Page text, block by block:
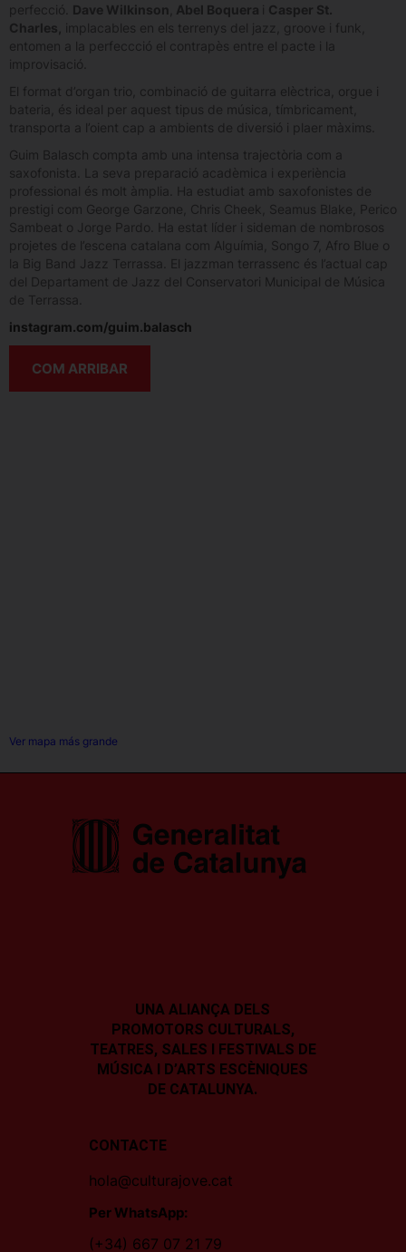
perfecció. Dave Wilkinson Abel Boquera i Casper St.
Charles, implacables en els terrenys del jazz, groove i funk,
entomen a la perfeccció el contrapès entre el pacte i la
improvisació.
El format d’organ trio, combinació de guitarra elèctrica, orgue i
bateria, és ideal per aquest tipus de música, tímbricament,
transporta a l’oient cap a ambients de diversió i plaer màxims.
Guim Balasch compta amb una intensa trajectòria com a
saxofonista. La seva preparació acadèmica i experiència
professional és molt àmplia. Ha estudiat amb saxofonistes de
prestigi com George Garzone, Chris Cheek, Seamus Blake, Perico
Sambeat o Jorge Pardo. Ha estat líder i sideman de nombrosos
projetes de l’escena catalana com Alguímia, Songo 7, Afro Blue o
la Big Band Jazz Terrassa. El jazzman terrassenc és l’actual cap
del Departament de Jazz del Conservatori Municipal de Música
de Terrassa.
instagram.com/guim.balasch
COM ARRIBAR
Ver mapa más grande
UNA ALIANÇA DELS
PROMOTORS CULTURALS,
TEATRES, SALES I FESTIVALS DE
MÚSICA I D’ARTS ESCÈNIQUES
DE CATALUNYA.
CONTACTE
hola@culturajove.cat
Per WhatsApp:
(+34) 667 07 21 79